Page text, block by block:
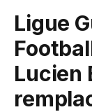
Ligue
Lucien